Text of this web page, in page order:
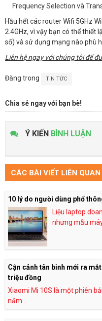
Frequency Selection và
Hầu hết các router Wifi 5GHz
2.4GHz, vì vậy bạn có thể
số) và sử dụng mạng nào phù
Liên hệ ngay với chúng tôi để
Đăng trong TIN TỨC
Chia sẻ ngay với bạn bè!
Ý KIẾN BÌNH LUẬN
CÁC BÀI VIẾT LIÊN QUAN
10 lý do người dùng phổ
Liệu laptop
nhưng mẫu máy
Cận cảnh tân binh mới ra
triệu đồng
Xiaomi Mi 10S là một phiên
năm...